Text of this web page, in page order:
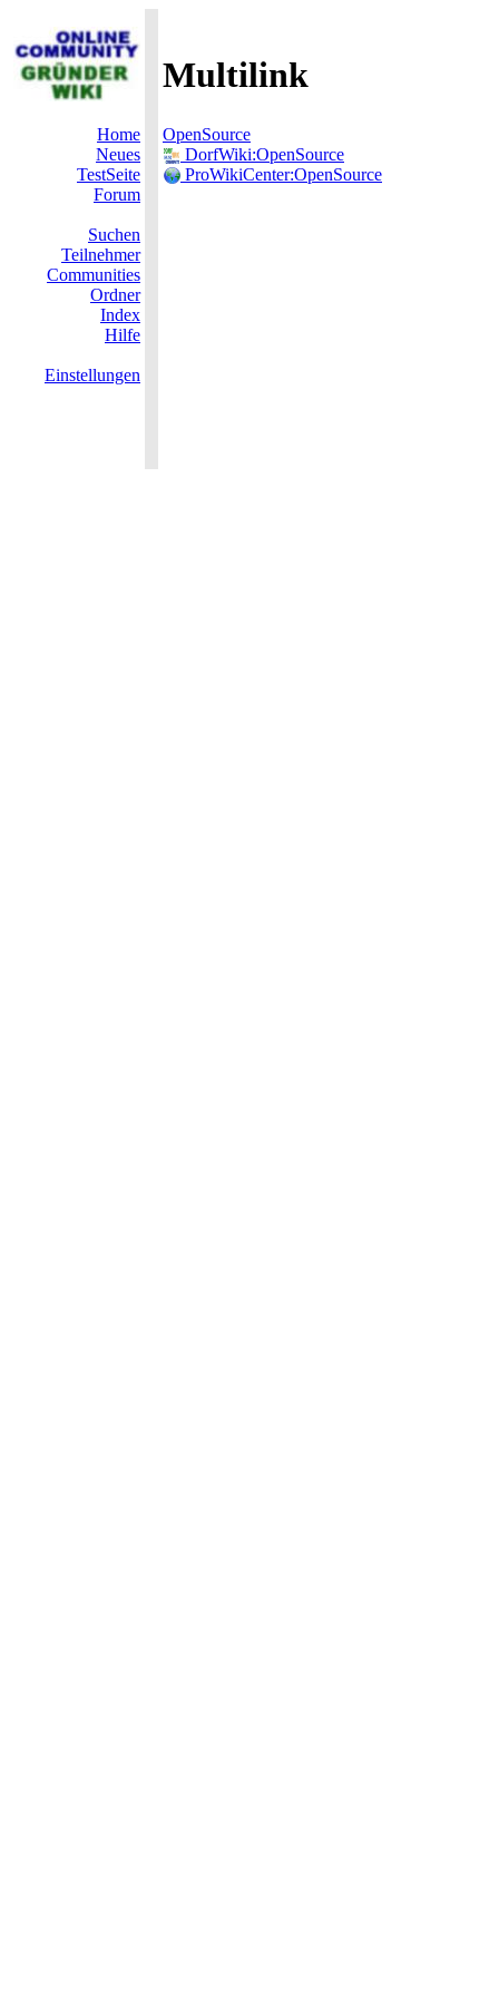
Multilink
Home
Neues
TestSeite
Forum
Suchen
Teilnehmer
Communities
Ordner
Index
Hilfe
Einstellungen
OpenSource
DorfWiki:OpenSource
ProWikiCenter:OpenSource